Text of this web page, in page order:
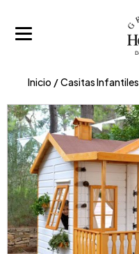
Inicio /Casitas Infantiles